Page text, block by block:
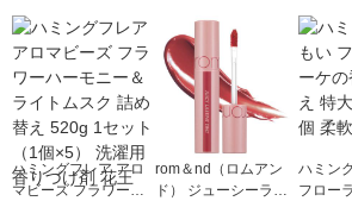
ハミングフレア アロ
マビーズ フラワーハ
rom＆nd（ロムアン
ド） ジューシーラス
ハミン
フロー